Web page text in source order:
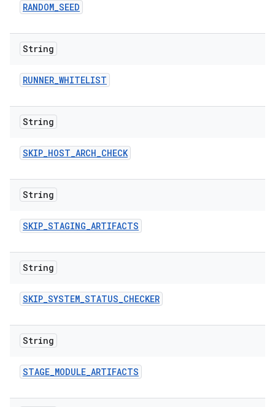
RANDOM_SEED
String
RUNNER_WHITELIST
String
SKIP_HOST_ARCH_CHECK
String
SKIP_STAGING_ARTIFACTS
String
SKIP_SYSTEM_STATUS_CHECKER
String
STAGE_MODULE_ARTIFACTS